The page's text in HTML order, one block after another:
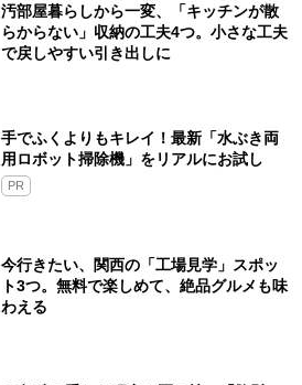
汚部屋暮らしから一変、「キッチンが散
らからない」収納の工夫4つ。小さな工夫
で戻しやすい引き出しに
手でふくよりもキレイ！最新「水ぶき両
用ロボット掃除機」をリアルにお試し
PR
今行きたい、関西の「工場見学」スポッ
ト3つ。無料で楽しめて、絶品グルメも味
わえる